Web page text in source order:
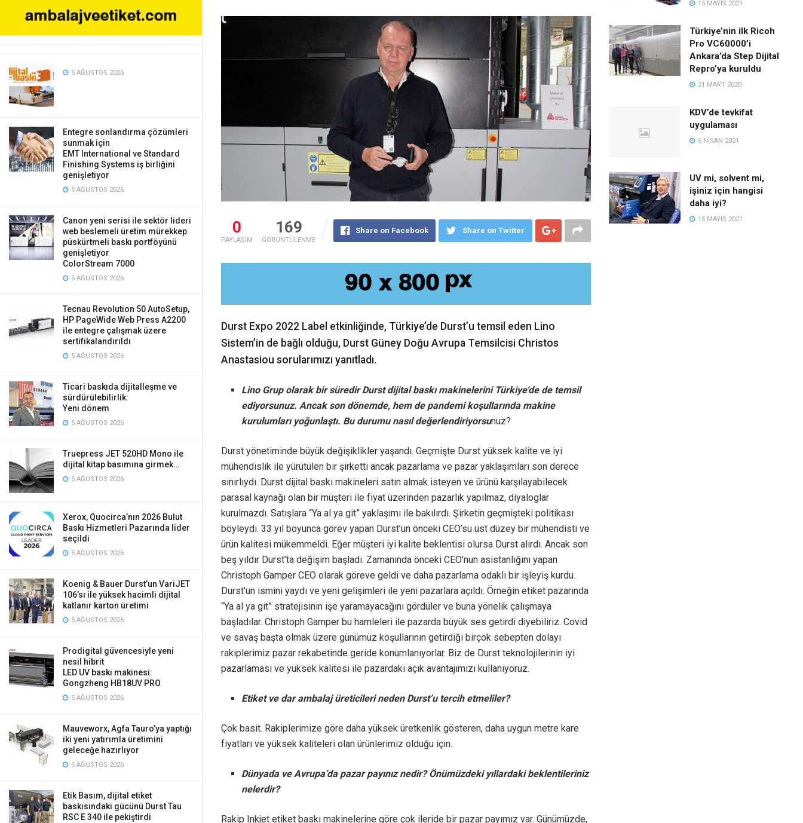
5 AĞUSTOS 2026
Entegre sonlandırma çözümleri
sunmak için
EMT International ve Standard
Finishing Systems iş birliğini
genişletiyor
5 AĞUSTOS 2026
Canon yeni serisi ile sektör lideri
web beslemeli üretim mürekkep
püskürtmeli baskı portföyünü
genişletiyor
ColorStream 7000
5 AĞUSTOS 2026
Tecnau Revolution 50 AutoSetup,
HP PageWide Web Press A2200
ile entegre çalışmak üzere
sertifikalandırıldı
5 AĞUSTOS 2026
Ticari baskıda dijitalleşme ve
sürdürülebilirlik:
Yeni dönem
5 AĞUSTOS 2026
Truepress JET 520HD Mono ile
dijital kitap basımına girmek…
5 AĞUSTOS 2026
Xerox, Quocirca’nın 2026 Bulut
Baskı Hizmetleri Pazarında lider
seçildi
5 AĞUSTOS 2026
Koenig & Bauer Durst’un VariJET
106’sı ile yüksek hacimli dijital
katlanır karton üretimi
5 AĞUSTOS 2026
Prodigital güvencesiyle yeni
nesil hibrit
LED UV baskı makinesi:
Gongzheng HB18UV PRO
5 AĞUSTOS 2026
Mauveworx, Agfa Tauro’ya yaptığı
iki yeni yatırımla üretimini
geleceğe hazırlıyor
5 AĞUSTOS 2026
Etik Basım, dijital etiket
baskısındaki gücünü Durst Tau
RSC E 340 ile pekiştirdi
0
PAYLAŞIM
169
GÖRÜNTÜLENME
Share on Facebook Share on Twitter
Durst Expo 2022 Label etkinliğinde, Türkiye’de Durst’u temsil eden Lino
Sistem’in de bağlı olduğu, Durst Güney Doğu Avrupa Temsilcisi Christos
Anastasiou sorularımızı yanıtladı.
Lino Grup olarak bir süredir Durst dijital baskı makinelerini Türkiye’de de temsil
ediyorsunuz. Ancak son dönemde, hem de pandemi koşullarında makine
kurulumları yoğunlaştı. Bu durumu nasıl değerlendiriyorsunuz?
Durst yönetiminde büyük değişiklikler yaşandı. Geçmişte Durst yüksek kalite ve iyi
mühendislik ile yürütülen bir şirketti ancak pazarlama ve pazar yaklaşımları son derece
sınırlıydı. Durst dijital baskı makineleri satın almak isteyen ve ürünü karşılayabilecek
parasal kaynağı olan bir müşteri ile fiyat üzerinden pazarlık yapılmaz, diyaloglar
kurulmazdı. Satışlara “Ya al ya git” yaklaşımı ile bakılırdı. Şirketin geçmişteki politikası
böyleydi. 33 yıl boyunca görev yapan Durst’un önceki CEO’su üst düzey bir mühendisti ve
ürün kalitesi mükemmeldi. Eğer müşteri iyi kalite beklentisi olursa Durst alırdı. Ancak son
beş yıldır Durst’ta değişim başladı. Zamanında önceki CEO’nun asistanlığını yapan
Christoph Gamper CEO olarak göreve geldi ve daha pazarlama odaklı bir işleyiş kurdu.
Durst’un ismini yaydı ve yeni gelişimleri ile yeni pazarlara açıldı. Örneğin etiket pazarında
“Ya al ya git” stratejisinin işe yaramayacağını gördüler ve buna yönelik çalışmaya
başladılar. Christoph Gamper bu hamleleri ile pazarda büyük ses getirdi diyebiliriz. Covid
ve savaş başta olmak üzere günümüz koşullarının getirdiği birçok sebepten dolayı
rakiplerimiz pazar rekabetinde geride konumlanıyorlar. Biz de Durst teknolojilerinin iyi
pazarlaması ve yüksek kalitesi ile pazardaki açık avantajımızı kullanıyoruz.
Etiket ve dar ambalaj üreticileri neden Durst’u tercih etmeliler?
Çok basit. Rakiplerimize göre daha yüksek üretkenlik gösteren, daha uygun metre kare
fiyatları ve yüksek kaliteleri olan ürünlerimiz olduğu için.
Dünyada ve Avrupa’da pazar payınız nedir? Önümüzdeki yıllardaki beklentileriniz
nelerdir?
Rakip Inkjet etiket baskı makinelerine göre çok ileride bir pazar payımız var. Günümüzde,
15 MAYIS 2021
Türkiye’nin ilk Ricoh
Pro VC60000’i
Ankara’da Step Dijital
Repro’ya kuruldu
21 MART 2020
KDV’de tevkifat
uygulaması
6 NISAN 2021
UV mi, solvent mi,
işiniz için hangisi
daha iyi?
15 MAYIS 2021